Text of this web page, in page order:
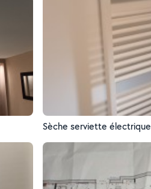
Sèche serviette électrique